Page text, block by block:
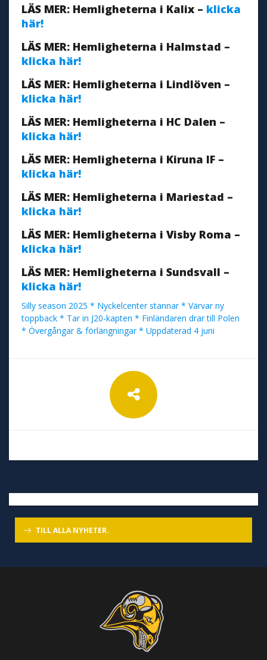
LÄS MER: Hemligheterna i Kalix – klicka
här!
LÄS MER: Hemligheterna i Halmstad –
klicka här!
LÄS MER: Hemligheterna i Lindlöven –
klicka här!
LÄS MER: Hemligheterna i HC Dalen –
klicka här!
LÄS MER: Hemligheterna i Kiruna IF –
klicka här!
LÄS MER: Hemligheterna i Mariestad –
klicka här!
LÄS MER: Hemligheterna i Visby Roma –
klicka här!
LÄS MER: Hemligheterna i Sundsvall –
klicka här!
Silly season 2025 * Nyckelcenter stannar * Värvar ny
toppback * Tar in J20-kapten * Finländaren drar till Polen
* Övergångar & förlängningar * Uppdaterad 4 juni
TILL ALLA NYHETER.